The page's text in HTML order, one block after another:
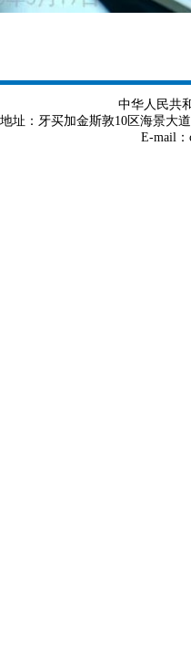
中华人民共
地址：牙买加金斯敦10区海景大道
E-mail：